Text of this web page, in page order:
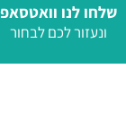
שלחו לנו וואטסאפ
ונעזור לכם לבחור